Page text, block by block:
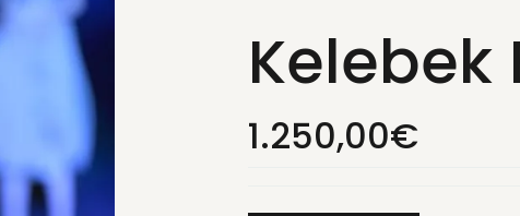
Kelebek
1.250,00€